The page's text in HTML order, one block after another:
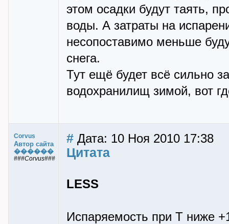
этом осадки будут таять,
воды. А затраты на
несопоставимо меньше
снега.
Тут ещё будет всё сильно
водохранилищ зимой, вот
Corvus
Автор сайта
������
###Corvus###
# Дата: 10 Ноя 2010 17:38
Цитата
LESS
Испаряемость при Т ниже